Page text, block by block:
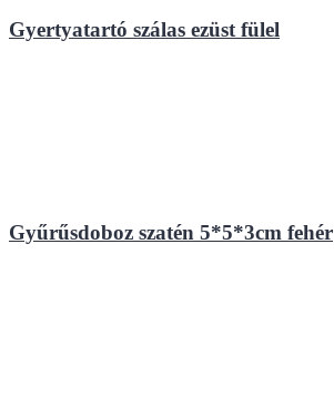
Gyertyatartó szálas ezüst fülel
Gyűrűsdoboz szatén 5*5*3cm fehér